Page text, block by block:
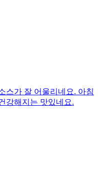
스가 잘 어울리네요. 아침
강해지는 맛있네요.